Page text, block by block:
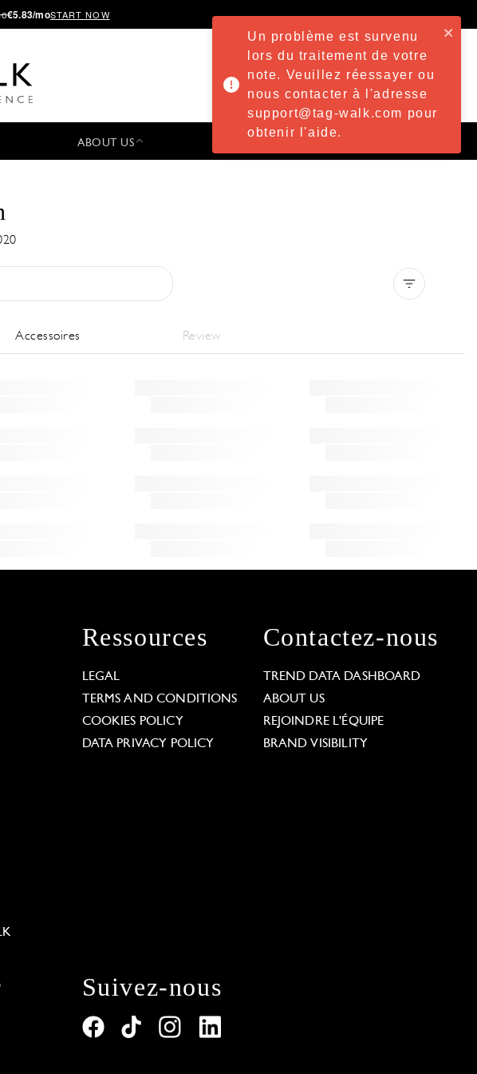
€5.83/moSTART NOW
ABOUT US
Accessoires Review
Ressources
LEGAL
TERMS AND CONDITIONS
COOKIES POLICY
DATA PRIVACY POLICY
Contactez-nous
TREND DATA DASHBOARD
ABOUT US
REJOINDRE L'ÉQUIPE
BRAND VISIBILITY
Suivez-nous
Un problème est survenu
lors du traitement de votre
note. Veuillez réessayer ou
nous contacter à l'adresse
support@tag-walk.com pour
obtenir l'aide.